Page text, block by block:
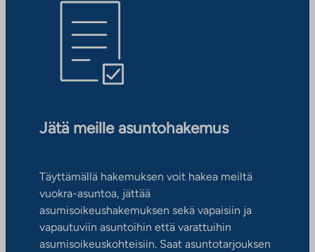
Jätä meille asuntohakemus
Täyttämällä hakemuksen voit hakea meiltä
vuokra-asuntoa, jättää
asumisoikeushakemuksen sekä vapaisiin ja
vapautuviin asuntoihin että varattuihin
asumisoikeuskohteisiin. Saat asuntotarjouksen